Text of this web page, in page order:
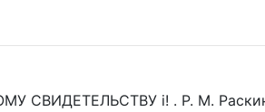
СВИДЕТЕЛЬСТВУ i! . P. М.